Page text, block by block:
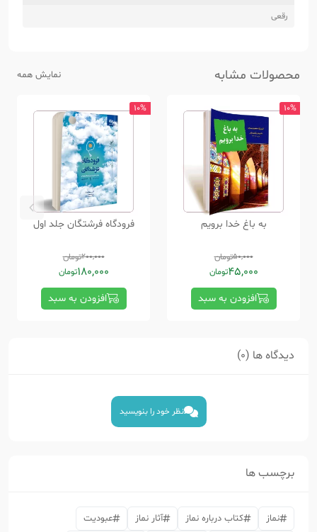
رقعی
محصولات مشابه نمایش همه
10%
به باغ خدا برویم
50,000تومان
45,000تومان
افزودن به سبد
10%
فرودگاه فرشتگان جلد اول
200,000تومان
180,000تومان
افزودن به سبد
دیدگاه ها (0)
نظر خود را بنویسید
برچسب ها
نماز کتاب درباره نماز آثار نماز
عبودیت